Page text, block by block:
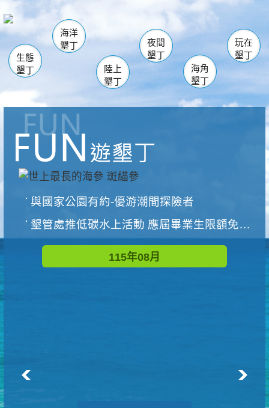
南仁湖
海生館
恆春 佳樂水
龍鑾潭自然中心 森林遊樂區
瓊麻館
關山 墾管處遊客中心
社頂公園 風吹沙
船帆石
白砂 龍磐公園
香蕉灣
砂島
鵝鑾鼻
生態
墾丁
海洋
墾丁
陸上
墾丁
夜間
墾丁
海角
墾丁
玩在
墾丁
與國家公園有約-優游潮間探險者
墾管處推低碳水上活動 應屆畢業生限額免費參加
115年08月